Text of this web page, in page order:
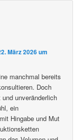
März 2026 um
manchmal bereits
Doch
unveränderlich
ein
Hingabe und Mut